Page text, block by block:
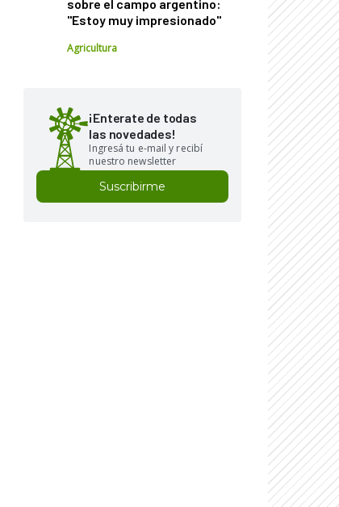
sobre el campo argentino:
"Estoy muy impresionado"
Agricultura
¡Enterate de todas
las novedades!
Ingresá tu e-mail y recibí
nuestro newsletter
Suscribirme